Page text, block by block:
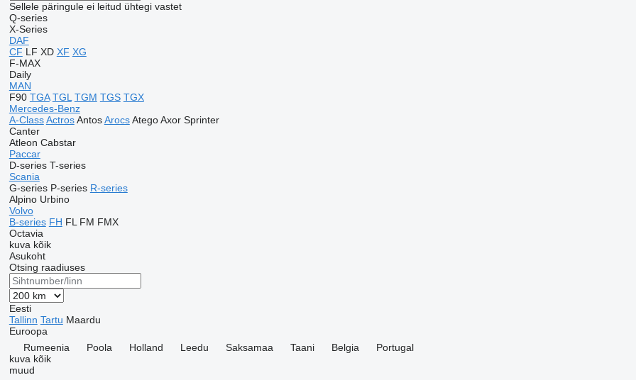
Sellele päringule ei leitud ühtegi vastet
Q-series
X-Series
DAF
CF LF XD XF XG
F-MAX
Daily
MAN
F90 TGA TGL TGM TGS TGX
Mercedes-Benz
A-Class Actros Antos Arocs Atego Axor Sprinter
Canter
Atleon Cabstar
Paccar
D-series T-series
Scania
G-series P-series R-series
Alpino Urbino
Volvo
B-series FH FL FM FMX
Octavia
kuva kõik
Asukoht
Otsing raadiuses
Eesti
Tallinn Tartu Maardu
Euroopa
Rumeenia
Poola Holland Leedu Saksamaa Taani Belgia
Portugal
kuva kõik
muud